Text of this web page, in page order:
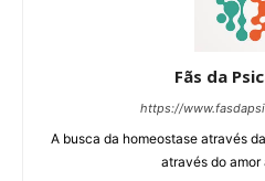
Fãs da
https://
A busca da homeostase através
através do amor